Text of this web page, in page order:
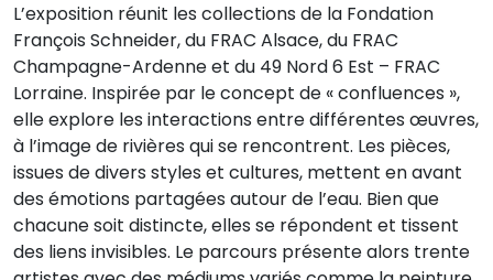
L’exposition réunit les collections de la Fondation
François Schneider, du FRAC Alsace, du FRAC
Champagne-Ardenne et du 49 Nord 6 Est – FRAC
Lorraine. Inspirée par le concept de « confluences »,
elle explore les interactions entre différentes œuvres,
à l’image de rivières qui se rencontrent. Les pièces,
issues de divers styles et cultures, mettent en avant
des émotions partagées autour de l’eau. Bien que
chacune soit distincte, elles se répondent et tissent
des liens invisibles. Le parcours présente alors trente